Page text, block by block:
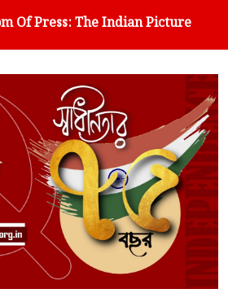
Of Press: The Indian Picture